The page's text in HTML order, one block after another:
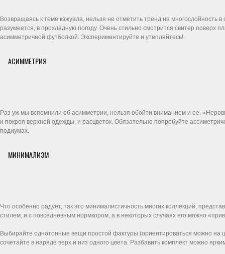
Возвращаясь к теме кэжуала, нельзя не отметить тренд на
разумеется, в прохладную погоду. Очень стильно смотрится свитер поверх
асимметричной футболкой. Экспериментируйте и утепляйтесь!
АСИММЕТРИЯ
Раз уж мы вспомнили об асимметрии, нельзя обойти вниманием и ее.
и покроя верхней одежды, и расцветок. Обязательно попробуйте
подиумах.
МИНИМАЛИЗМ
Что особенно радует, так это минималистичность многих коллекций,
стилем, и с повседневным нормкором, а в некоторых случаях его можно
Выбирайте однотонные вещи простой фактуры (ориентироваться можно на
сочетайте в наряде верх и низ одного цвета. Разбавить комплект можно